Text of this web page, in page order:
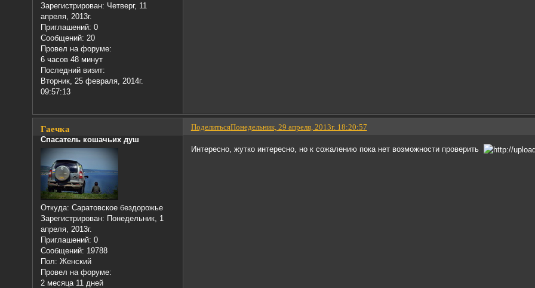
Зарегистрирован: Четверг, 11
апреля, 2013г.
Приглашений: 0
Сообщений: 20
Провел на форуме:
6 часов 48 минут
Последний визит:
Вторник, 25 февраля, 2014г.
09:57:13
ПоделитьсяПонедельник, 29 апреля, 2013г. 18:20:57
Гаечка
Спасатель кошачьих душ
Откуда: Саратовское бездорожье
Зарегистрирован: Понедельник, 1
апреля, 2013г.
Приглашений: 0
Сообщений: 19788
Пол: Женский
Провел на форуме:
2 месяца 11 дней
Интересно, жутко интересно, но к сожалению пока нет возможности проверить